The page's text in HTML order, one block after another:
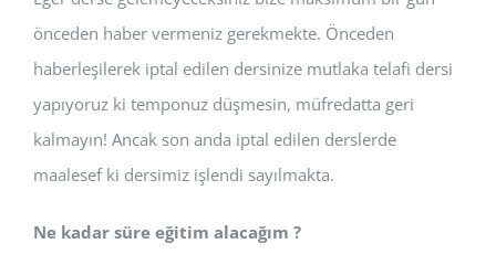
önceden haber vermeniz gerekmekte. Önceden
haberleşilerek iptal edilen dersinize mutlaka telafi dersi
yapıyoruz ki temponuz düşmesin, müfredatta geri
kalmayın! Ancak son anda iptal edilen derslerde
maalesef ki dersimiz işlendi sayılmakta.
Ne kadar süre eğitim alacağım ?